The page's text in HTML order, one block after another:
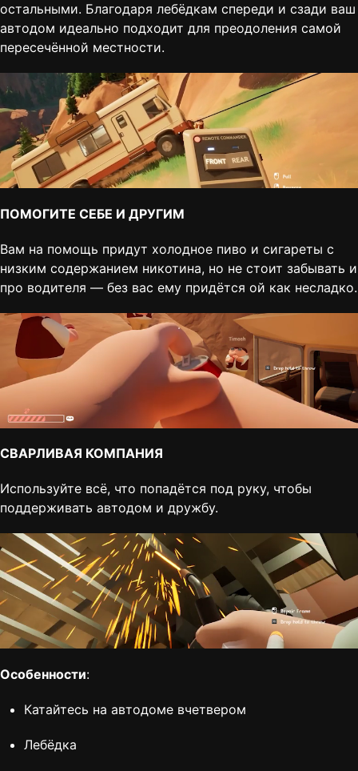
остальными. Благодаря лебёдкам спереди и сзади ваш
автодом идеально подходит для преодоления самой
пересечённой местности.
ПОМОГИТЕ СЕБЕ И ДРУГИМ
Вам на помощь придут холодное пиво и сигареты с
низким содержанием никотина, но не стоит забывать и
про водителя — без вас ему придётся ой как несладко.
СВАРЛИВАЯ КОМПАНИЯ
Используйте всё, что попадётся под руку, чтобы
поддерживать автодом и дружбу.
Особенности:
Катайтесь на автодоме вчетвером
Лебёдка